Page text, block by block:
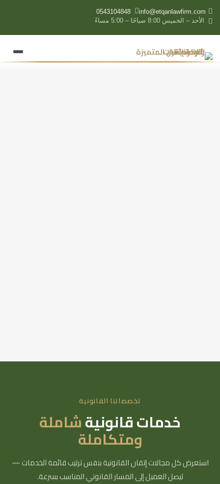
info@etqanlawfirm.com
0543104848
الأحد – الخميس 8:00 صباحًا – 5:00 مساءً
تخصصاتنا القانونية
خدمات قانونيةشاملة
ومتكاملة
استعرض كل مجالات إتقان القانونية بنفس ترتيب قائمة الخدمات —
ليصل العميل إلى المسار القانوني المناسب بسرعة.